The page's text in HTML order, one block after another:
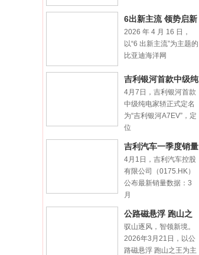
6出新主流 领势启新
程｜比亚迪海豹06
双
2026 年 4 月 16 日，
以“6 出新主流”为主题的
比亚迪海洋网
吉利银河首款中级纯
电家轿官图曝光，定
名吉
4月7日，吉利银河首款
中级纯电家轿正式定名
为“吉利银河A7EV”，定
位
吉利汽车一季度销量
709358辆创同期新
4月1日，吉利汽车控股
有限公司（0175.HK）
公布最新销量数据：3
月
公路磁悬浮 跑山之
王 长安深蓝L06飞
驰
驭山逐风，智领新境。
2026年3月21日，以公
路磁悬浮 跑山之王为主